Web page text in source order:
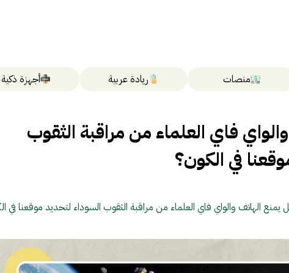
منصات ريادة عربية أجهزة ذكية
فاي العلماء من مراقبة الثقوب
في الكون؟
يمنع الهاتف والواي فاي العلماء من مراقبة الثقوب السوداء لتحديد موقعنا في